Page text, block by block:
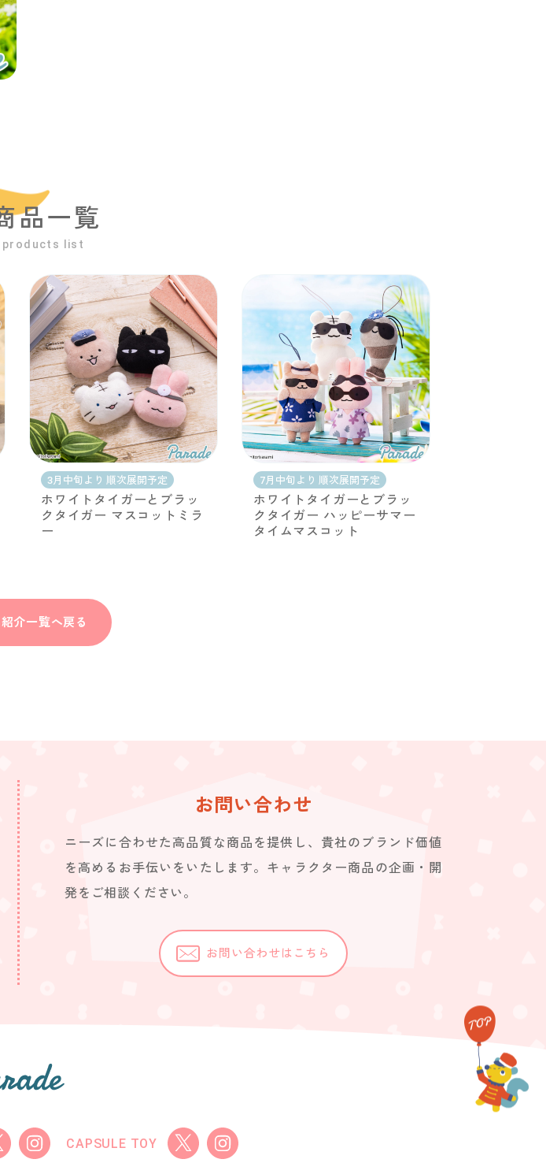
品一覧
products list
3月中旬より 順次展開予定
ホワイトタイガーとブラッ
クタイガー マスコットミラ
ー
7月中旬より 順次展開予定
ホワイトタイガーとブラッ
クタイガー ハッピーサマー
タイムマスコット
介一覧へ戻る
お問い合わせ
ニーズに合わせた高品質な商品を提供し、貴社のブランド価値
を高めるお手伝いをいたします。キャラクター商品の企画・開
発をご相談ください。
お問い合わせはこちら
CAPSULE TOY